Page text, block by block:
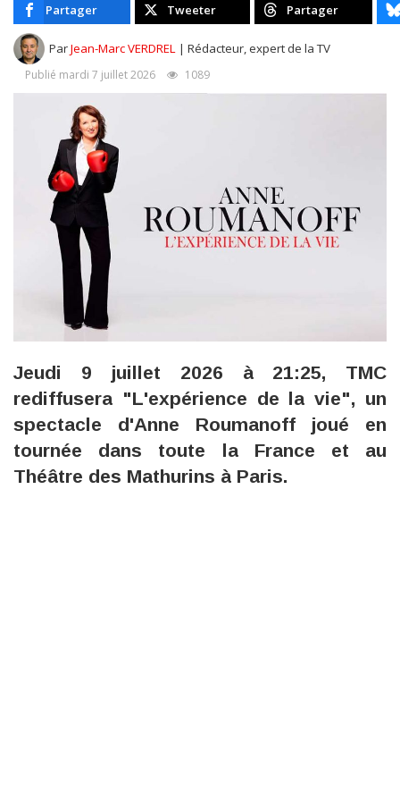
Partager Tweeter Partager
ParJean-Marc VERDREL | Rédacteur, expert de la TV
Publié mardi 7 juillet 2026 1089
Jeudi 9 juillet 2026 à 21:25, TMC
rediffusera "L'expérience de la vie", un
spectacle d'Anne Roumanoff joué en
tournée dans toute la France et au
Théâtre des Mathurins à Paris.